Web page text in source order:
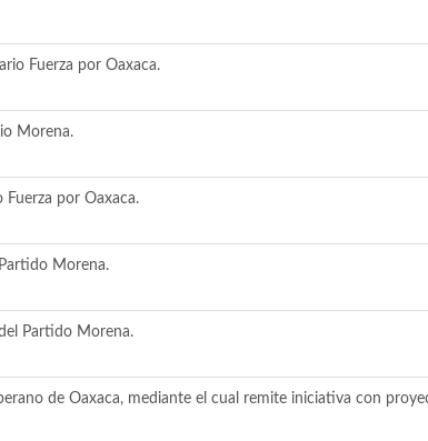
Fuerza por Oaxaca.
Morena.
por Oaxaca.
Morena.
Partido Morena.
de Oaxaca, mediante el cual remite iniciativa con